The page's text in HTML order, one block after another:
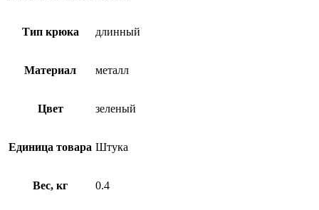
Тип крюка длинный
Материал металл
Цвет зеленый
Единица товара Штука
Вес, кг 0.4